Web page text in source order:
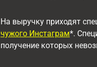
На выручку приходят
чужого Инстаграм*.
получение которых